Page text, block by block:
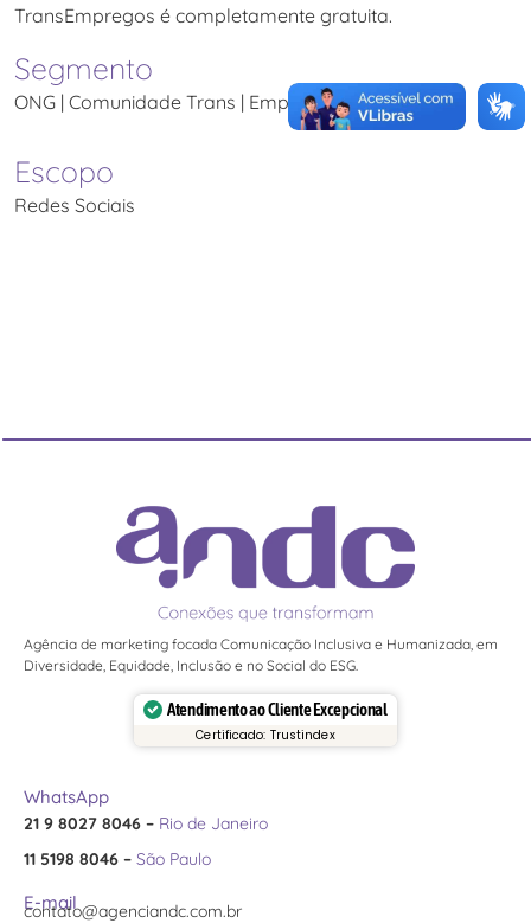
TransEmpregos é completamente gratuita.
Segmento
ONG | Comunidade Trans | Empregabilidade
Escopo
Redes Sociais
Agência de marketing focada Comunicação Inclusiva e Humanizada, em
Diversidade, Equidade, Inclusão e no Social do ESG.
Atendimento ao Cliente Excepcional
Certificado: Trustindex
WhatsApp
21 9 8027 8046 – Rio de Janeiro
11 5198 8046 – São Paulo
E-mail
contato@agenciandc.com.br